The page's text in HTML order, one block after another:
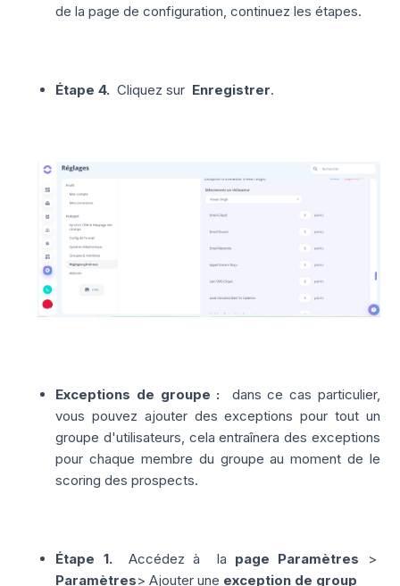
de la page de configuration, continuez les étapes.
Étape 4. Cliquez sur Enregistrer.
Exceptions de groupe :
dans ce cas particulier,
vous pouvez ajouter des exceptions pour tout un
groupe d'utilisateurs, cela entraînera des exceptions
pour chaque membre du groupe au moment de le
scoring des prospects.
Étape 1. Accédez à la page Paramètres
>
Paramètres> Ajouter une exception de group